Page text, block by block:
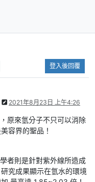
登入後回覆
2021年8月23日 上午4:26
原來氫分子不只可以消除
容界的聖品！
者則是針對紫外線所造成
究成果顯示在氫水的環境